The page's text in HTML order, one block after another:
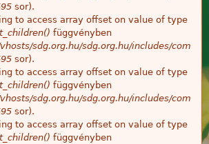
sor).
to access array offset on value of type
függvényben
sdg.org.hu/sdg.org.hu/includes/com
sor).
to access array offset on value of type
függvényben
sdg.org.hu/sdg.org.hu/includes/com
sor).
to access array offset on value of type
függvényben